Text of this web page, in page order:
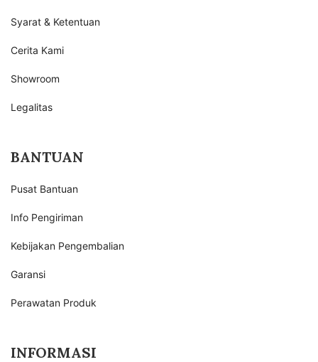
Syarat & Ketentuan
Cerita Kami
Showroom
Legalitas
BANTUAN
Pusat Bantuan
Info Pengiriman
Kebijakan Pengembalian
Garansi
Perawatan Produk
INFORMASI